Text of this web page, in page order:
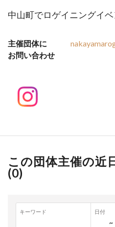
中山町でロゲイニングイ
主催団体に
お問い合わせ
この団体主催の近
(0)
キーワード 日付
~